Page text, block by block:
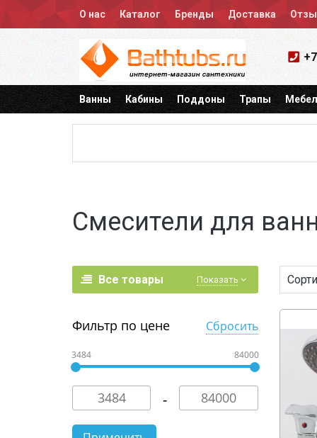
О нас Каталог Бренды Доставка
Ванны Кабины Поддоны Трапы
Смесители для
Все товары Показать
Фильтр по цене Сбросить
3484 84000